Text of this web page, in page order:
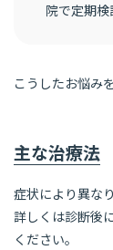
院で定期
こうしたお悩み
主な治療法
症状により異な
詳しくは診断後
ください。